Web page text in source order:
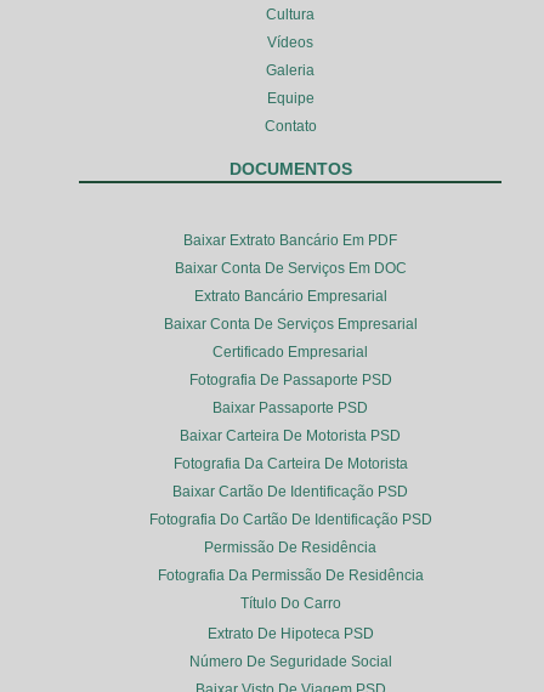
Cultura
Vídeos
Galeria
Equipe
Contato
DOCUMENTOS
Baixar Extrato Bancário Em PDF
Baixar Conta De Serviços Em DOC
Extrato Bancário Empresarial
Baixar Conta De Serviços Empresarial
Certificado Empresarial
Fotografia De Passaporte PSD
Baixar Passaporte PSD
Baixar Carteira De Motorista PSD
Fotografia Da Carteira De Motorista
Baixar Cartão De Identificação PSD
Fotografia Do Cartão De Identificação PSD
Permissão De Residência
Fotografia Da Permissão De Residência
Título Do Carro
Extrato De Hipoteca PSD
Número De Seguridade Social